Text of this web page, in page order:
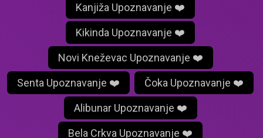
Kanjiža Upoznavanje ❤️
Kikinda Upoznavanje ❤️
Novi Kneževac Upoznavanje ❤️
Senta Upoznavanje ❤️ Čoka Upoznavanje ❤️
Alibunar Upoznavanje ❤️
Bela Crkva Upoznavanje ❤️